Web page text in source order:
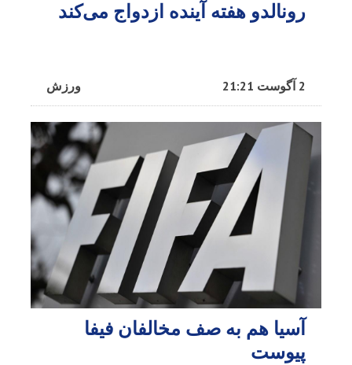
رونالدو هفته آینده ازدواج می‌کند
ورزش 2 آگوست 21:21
آسیا هم به صف مخالفان فیفا
پیوست